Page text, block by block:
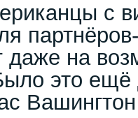
с
даже на
это ещё